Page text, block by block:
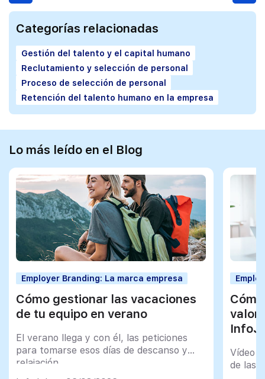
Categorías relacionadas
Gestión del talento y el capital humano
Reclutamiento y selección de personal
Proceso de selección de personal
Retención del talento humano en la empresa
Lo más leído en el Blog
Employer Branding: La marca empresa
Cómo gestionar las vacaciones
de tu equipo en verano
El verano llega y con él, las peticiones
para tomarse esos días de descanso y
relajación
Vídeo
de las